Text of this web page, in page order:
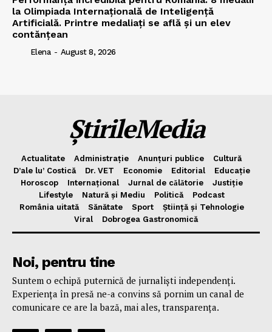
la Olimpiada Internațională de Inteligență
Artificială. Printre medaliați se află și un elev
contănțean
Elena - August 8, 2026
ȘtirileMedia
Actualitate Administrație Anunțuri publice
Cultură
D’ale lu’ Costică
Dr. VET Economie Editorial
Educație
Horoscop
Internațional Jurnal de cǎlǎtorie
Justiție
Lifestyle
Natură și Mediu Politică
Podcast
România uitată
Sănătate Sport
Știință și Tehnologie
Viral
Dobrogea Gastronomică
Noi, pentru tine
Suntem o echipă puternică de jurnaliști independenți.
Experiența în presă ne-a convins să pornim un canal de
comunicare ce are la bază, mai ales, transparența.